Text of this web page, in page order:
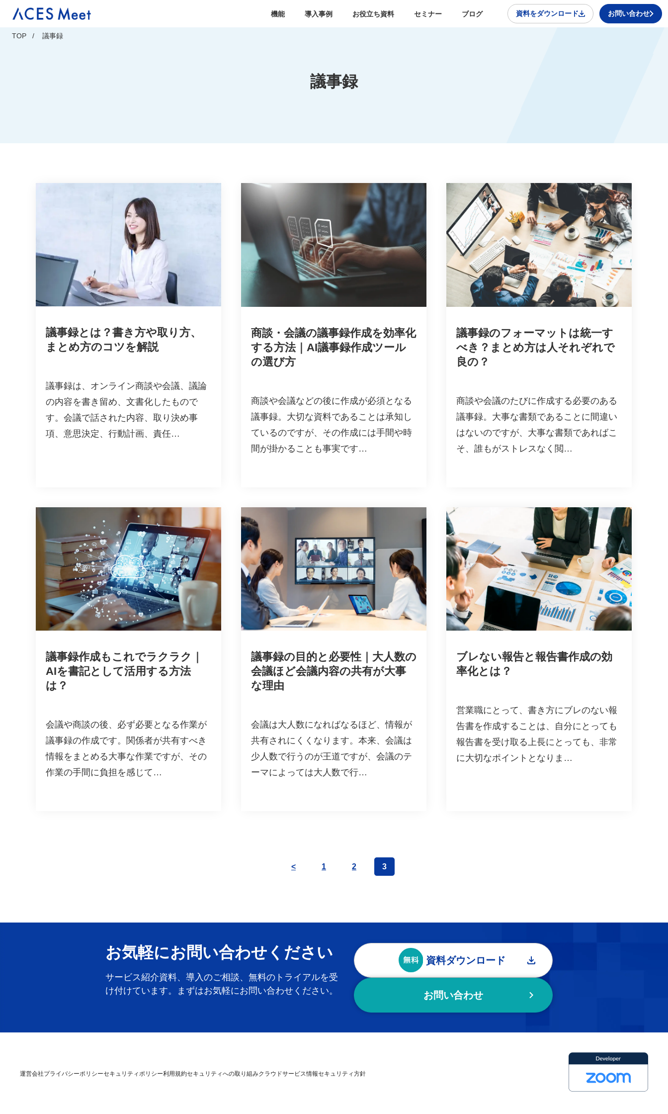
機能 導入事例 お役立ち資料 セミナー ブログ 資料をダウンロード お問い合わせ
議事録
TOP 議事録
議事録とは？書き方や取り方、
まとめ方のコツを解説
議事録は、オンライン商談や会議、議論
の内容を書き留め、文書化したもので
す。会議で話された内容、取り決め事
項、意思決定、行動計画、責任…
商談・会議の議事録作成を効率化
する方法｜AI議事録作成ツール
の選び方
商談や会議などの後に作成が必須となる
議事録。大切な資料であることは承知し
ているのですが、その作成には手間や時
間が掛かることも事実です…
議事録のフォーマットは統一す
べき？まとめ方は人それぞれで
良の？
商談や会議のたびに作成する必要のある
議事録。大事な書類であることに間違い
はないのですが、大事な書類であればこ
そ、誰もがストレスなく閲…
議事録作成もこれでラクラク｜
AIを書記として活用する方法
は？
会議や商談の後、必ず必要となる作業が
議事録の作成です。関係者が共有すべき
情報をまとめる大事な作業ですが、その
作業の手間に負担を感じて…
議事録の目的と必要性｜大人数の
会議ほど会議内容の共有が大事
な理由
会議は大人数になればなるほど、情報が
共有されにくくなります。本来、会議は
少人数で行うのが王道ですが、会議のテ
ーマによっては大人数で行…
ブレない報告と報告書作成の効
率化とは？
営業職にとって、書き方にブレのない報
告書を作成することは、自分にとっても
報告書を受け取る上長にとっても、非常
に大切なポイントとなりま…
< 1 2 3
お気軽にお問い合わせください
サービス紹介資料、導入のご相談、無料のトライアルを受
け付けています。まずはお気軽にお問い合わせください。
資料ダウンロード
お問い合わせ
運営会社プライバシーポリシーセキュリティポリシー利用規約セキュリティへの取り組みクラウドサービス情報セキュリティ方針